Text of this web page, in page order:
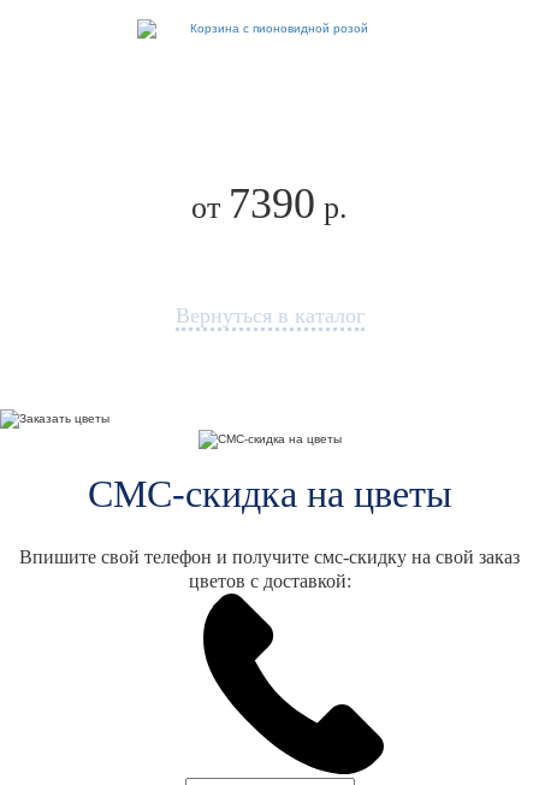
от 7390 р.
Вернуться в каталог
СМС-скидка на цветы
Впишите свой телефон и получите смс-скидку на свой заказ
цветов с доставкой: